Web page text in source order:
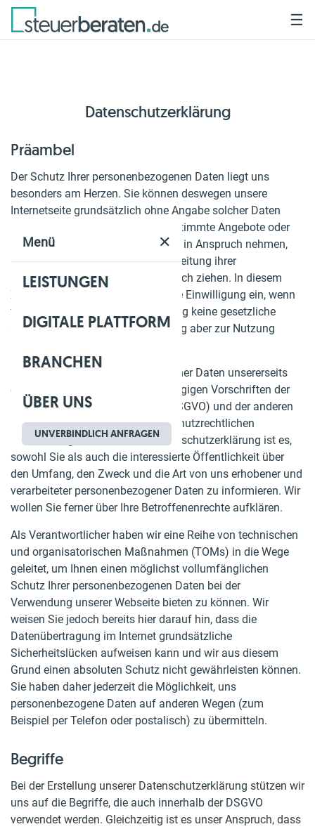
Menü ✕
LEISTUNGEN
DIGITALE PLATTFORM
BRANCHEN
ÜBER UNS
UNVERBINDLICH ANFRAGEN
☰
Datenschutzerklärung
Präambel
Der Schutz Ihrer personenbezogenen Daten liegt uns
besonders am Herzen. Sie können deswegen unsere
Internetseite grundsätzlich ohne Angabe solcher Daten
benutzen. Möchten Sie jedoch bestimmte Angebote oder
Dienstleistungen unserer Webseite in Anspruch nehmen,
kann dies im Einzelfall eine Verarbeitung ihrer
personenbezogenen Daten nach sich ziehen. In diesem
Zusammenhang holen wir uns Ihre Einwilligung ein, wenn
für eine derartige Datenverarbeitung keine gesetzliche
Grundlage besteht, die Verarbeitung aber zur Nutzung
Die Verarbeitung personenbezogener Daten unsererseits
erfolgt immer gemäß den einschlägigen Vorschriften der
Datenschutz-Grundverordnung (DSGVO) und der anderen
in Deutschland geltenden datenschutzrechtlichen
Bestimmungen. Ziel unserer Datenschutzerklärung ist es,
sowohl Sie als auch die interessierte Öffentlichkeit über
den Umfang, den Zweck und die Art von uns erhobener und
verarbeiteter personenbezogener Daten zu informieren. Wir
wollen Sie ferner über Ihre Betroffenenrechte aufklären.
Als Verantwortlicher haben wir eine Reihe von technischen
und organisatorischen Maßnahmen (TOMs) in die Wege
geleitet, um Ihnen einen möglichst vollumfänglichen
Schutz Ihrer personenbezogenen Daten bei der
Verwendung unserer Webseite bieten zu können. Wir
weisen Sie jedoch bereits hier darauf hin, dass die
Datenübertragung im Internet grundsätzliche
Sicherheitslücken aufweisen kann und wir aus diesem
Grund einen absoluten Schutz nicht gewährleisten können.
Sie haben daher jederzeit die Möglichkeit, uns
personenbezogene Daten auf anderen Wegen (zum
Beispiel per Telefon oder postalisch) zu übermitteln.
Begriffe
Bei der Erstellung unserer Datenschutzerklärung stützen wir
uns auf die Begriffe, die auch innerhalb der DSGVO
verwendet werden. Gleichzeitig ist es unser Anspruch, dass